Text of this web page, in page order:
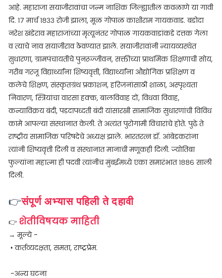
आहे. महाराजा सयाजीरावांचा जन्म नाशिक जिल्ह्यातील कवळाणे या गावी
दि. १७ मार्च १८३३ रोजी झाला, मूळ गोपाळ काशीराम गायकवाड. बडोदा
नरेश खंडेराव महाराजांच्या मृत्यूनंतर गोपाळ गायकवाडांकडे दत्तक गेला
व त्याचे नाव सयाजीराव ठेवण्यात झाले. सयाजीरावांनी न्यायव्यस्थेत
सुधारणा, ग्रामपंचायतीचे पुनरूज्जीवन, सक्तीच्या प्राथमिक शिक्षणाची सोय,
गरीब गरजू विद्यार्थ्यांना शिष्यवृत्ती, विद्यार्थ्यांना औद्योगिक प्रशिक्षण व
कलेचे शिक्षण, संस्कृतग्रंथ प्रकाशन, हरिजनांसाठी शाळा, अस्पृश्यता
निवारण, स्त्रियांचा वारसा हक्क, बालविवाह दों, विधवा विवाह,
कन्याविक्रय बंदी, पडदापध्दती बंदी यांसारखी सामाजिक सुधारणांची विविध
कामे आपल्या संस्थानात केली. ते अत्यंत पुरोगामी विचारांचे होते. पुढे ते
राष्ट्रीय सामाजिक परिषदेचे अध्यक्ष झाले. भारतरत्न डॉ. आंबेडकरांना
त्यांनी शिष्यवृत्ती दिली व संस्थानात मानाची मणूकही दिली. ज्योतिबा
फुल्यांना महात्मा ही पदवी त्यांनीच मुंबईमध्ये एका समारंभात १८८६ साली
दिली.
👉संपूर्ण अभ्यास पहिली ते दहावी
👉 शेतीविषयक माहिती
→ मूल्ये -
• कर्तव्यदक्षता, समता, राष्ट्रप्रेम.
-अन्य घटना